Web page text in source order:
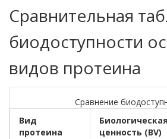
Сравнительная
биодоступности
видов протеина
Сравнение
Вид
протеина
Биологическая
ценность (BV)